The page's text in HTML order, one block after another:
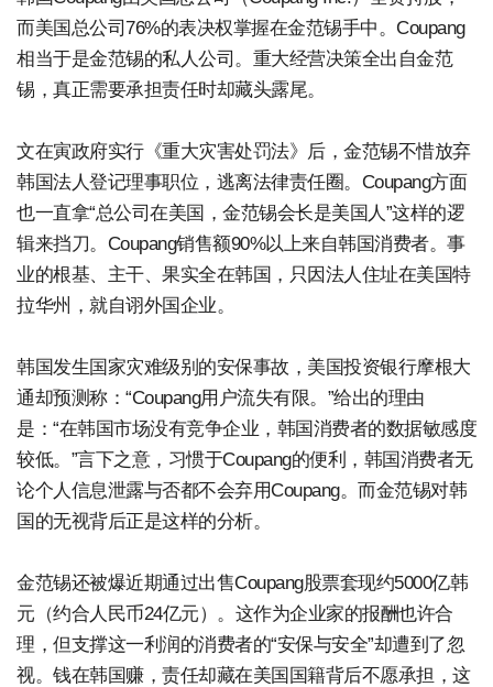
而美国总公司76%的表决权掌握在金范锡手中。Coupang
相当于是金范锡的私人公司。重大经营决策全出自金范
锡，真正需要承担责任时却藏头露尾。
文在寅政府实行《重大灾害处罚法》后，金范锡不惜放弃
韩国法人登记理事职位，逃离法律责任圈。Coupang方面
也一直拿“总公司在美国，金范锡会长是美国人”这样的逻
辑来挡刀。Coupang销售额90%以上来自韩国消费者。事
业的根基、主干、果实全在韩国，只因法人住址在美国特
拉华州，就自诩外国企业。
韩国发生国家灾难级别的安保事故，美国投资银行摩根大
通却预测称：“Coupang用户流失有限。”给出的理由
是：“在韩国市场没有竞争企业，韩国消费者的数据敏感度
较低。”言下之意，习惯于Coupang的便利，韩国消费者无
论个人信息泄露与否都不会弃用Coupang。而金范锡对韩
国的无视背后正是这样的分析。
金范锡还被爆近期通过出售Coupang股票套现约5000亿韩
元（约合人民币24亿元）。这作为企业家的报酬也许合
理，但支撑这一利润的消费者的“安保与安全”却遭到了忽
视。钱在韩国赚，责任却藏在美国国籍背后不愿承担，这